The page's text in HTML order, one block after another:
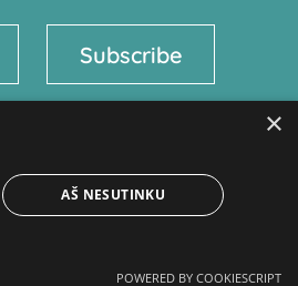
Į viršų↑
×
AŠ NESUTINKU
POWERED BY COOKIESCRIPT